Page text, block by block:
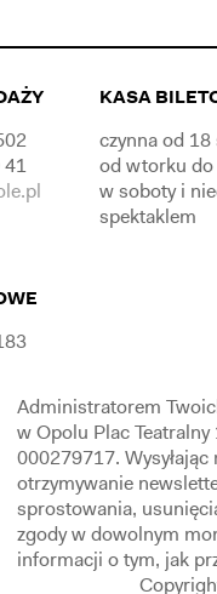
41
KASA
czynna od
od wtorku
w soboty i
spektaklem
Administratorem
w Opolu Plac
000279717.
otrzymywanie
sprostowania,
zgody w dowolnym
informacji o tym, jak